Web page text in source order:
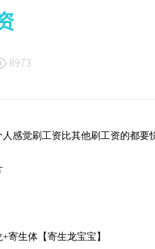
8973
感觉刷工资比其他刷工资的都要
寄生体【寄生龙宝宝】